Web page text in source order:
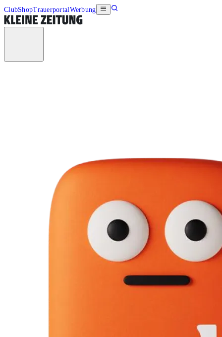
ClubShopTrauerportalWerbung